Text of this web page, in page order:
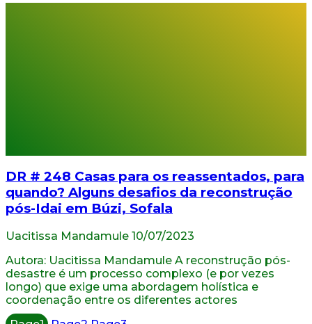
DR # 248 Casas para os reassentados, para
quando? Alguns desafios da reconstrução
pós-Idai em Búzi, Sofala
Uacitissa Mandamule 10/07/2023
Autora: Uacitissa Mandamule A reconstrução pós-
desastre é um processo complexo (e por vezes
longo) que exige uma abordagem holística e
coordenação entre os diferentes actores